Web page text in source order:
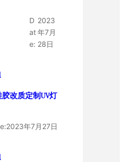
D
at
e:
2023
年7月
28日
胶改质定制UV灯
2023年7月27日